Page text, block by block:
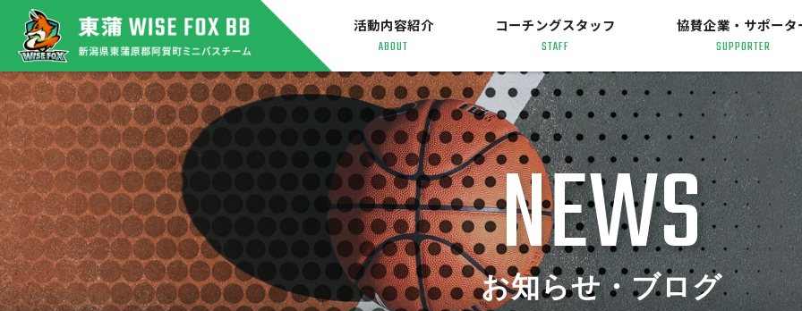
活動内容紹介
ABOUT
コーチングスタッフ
STAFF
協賛企業・サポータ
SUPPORTER
NEWS
お知らせ・ブログ